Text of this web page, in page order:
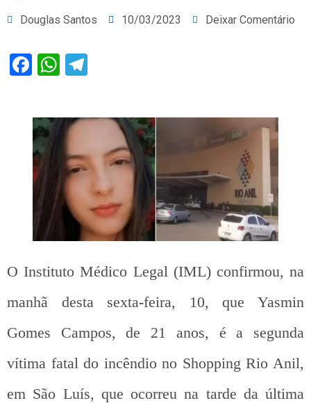
Douglas Santos 10/03/2023 Deixar Comentário
Facebook
WhatsApp
O Instituto Médico Legal (IML) confirmou, na
manhã desta sexta-feira, 10, que Yasmin
Gomes Campos, de 21 anos, é a segunda
vítima fatal do incêndio no Shopping Rio Anil,
em São Luís, que ocorreu na tarde da última